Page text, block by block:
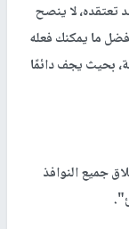
تعتقده، لا ينصح
ما يمكنك فعله
بحيث يجف دائمًا
جميع النوافذ